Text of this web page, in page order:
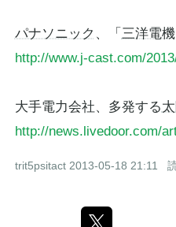
パナソニック 、「 三洋電機
http://www.j-cast.com/
大手電力会社、多発する
http://news.livedoor.com/
trit5psitact 2013-05-18 21:11